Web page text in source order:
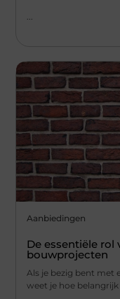
Aanbiedingen
De essentiële
bouwprojecten
Als je bezig bent met
weet je hoe